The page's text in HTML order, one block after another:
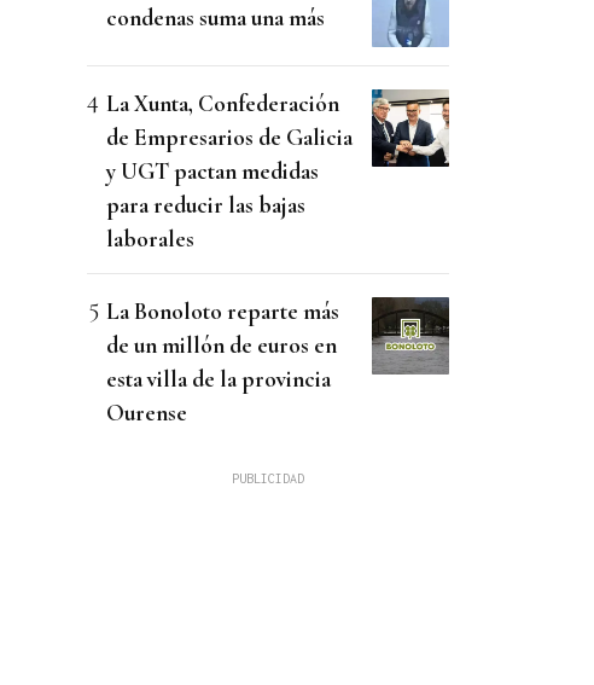
condenas suma una más
La Xunta, Confederación
de Empresarios de Galicia
y UGT pactan medidas
para reducir las bajas
laborales
La Bonoloto reparte más
de un millón de euros en
esta villa de la provincia
Ourense